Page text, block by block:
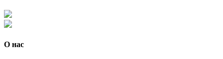
О нас